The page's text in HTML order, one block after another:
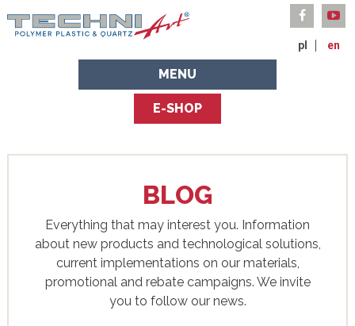
pl en
MENU
E-SHOP
BLOG
Everything that may interest you. Information
about new products and technological solutions,
current implementations on our materials,
promotional and rebate campaigns. We invite
you to follow our news.